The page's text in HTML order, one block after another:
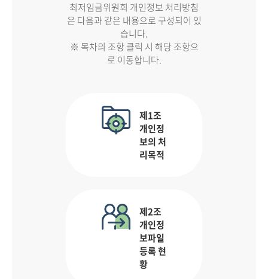
최저임금위원회 개인정보 처리방침
은 다음과 같은 내용으로 구성되어 있
습니다.
※ 목차의 조항 클릭 시 해당 조항으
로 이동합니다.
제1조
개인정
보의 처
리목적
제2조
개인정
보파일
등록 현
황